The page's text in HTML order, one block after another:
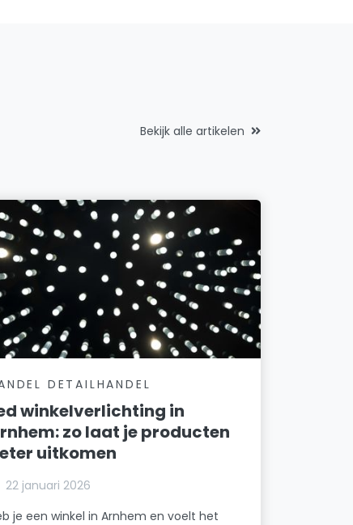
Bekijk alle artikelen
DETAILHANDEL
winkelverlichting in
zo laat je producten
uitkomen
22 januari 2026
je een winkel in Arnhem en voelt het